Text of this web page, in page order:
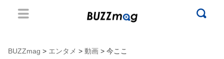
BUZZmag > エンタメ > 動画 > 今ここ